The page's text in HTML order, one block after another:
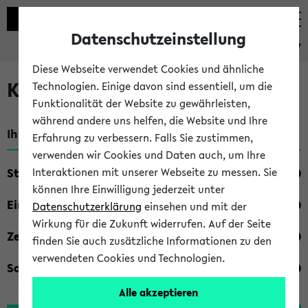
eKVV
Kombisuche im eKVV
Ihre Suchkriterien:
Studienfach
Einrichtung
Zeiten
Sonstiges
Datenschutzeinstellung
Diese Webseite verwendet Cookies und ähnliche
Technologien. Einige davon sind essentiell, um die
Funktionalität der Website zu gewährleisten,
während andere uns helfen, die Website und Ihre
Erfahrung zu verbessern. Falls Sie zustimmen,
verwenden wir Cookies und Daten auch, um Ihre
Interaktionen mit unserer Webseite zu messen. Sie
können Ihre Einwilligung jederzeit unter
Datenschutzerklärung einsehen und mit der
Wirkung für die Zukunft widerrufen. Auf der Seite
finden Sie auch zusätzliche Informationen zu den
verwendeten Cookies und Technologien.
Alle akzeptieren